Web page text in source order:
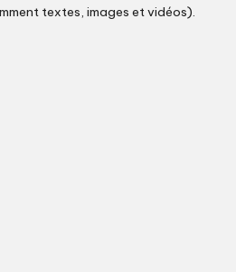
textes, images et vidéos).